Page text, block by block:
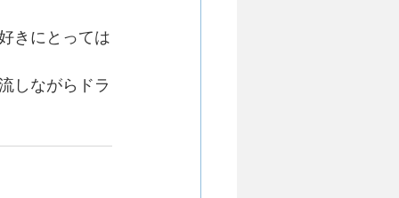
きにとっては
しながらドラ